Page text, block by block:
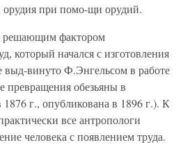
орудия при помо-щи орудий.
решающим фактором
который начался с изготовления
винуто Ф.Энгельсом в работе
превращения обезьяны в
г., опубликована в 1896 г.). К
все антропологи
человека с появлением труда.